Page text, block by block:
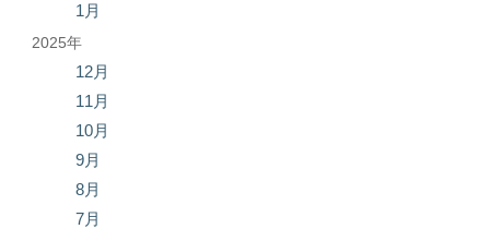
1月
2025年
12月
11月
10月
9月
8月
7月